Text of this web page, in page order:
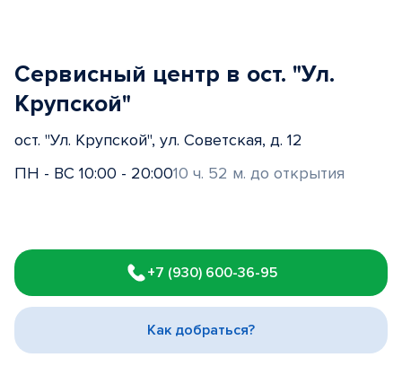
Сервисный центр в ост. "Ул.
Крупской"
ост. "Ул. Крупской", ул. Советская, д. 12
ПН - ВС 10:00 - 20:0010 ч. 52 м. до открытия
1
of
3
+7 (930) 600-36-95
Как добраться?